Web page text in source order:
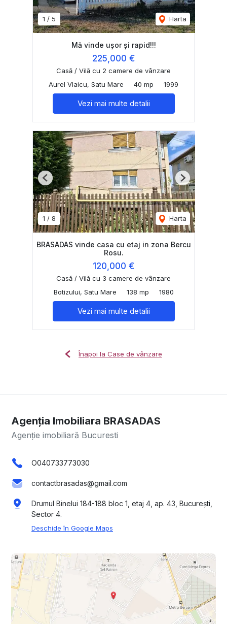
1 / 5 Harta
Mă vinde ușor și rapid!!!
225,000 €
Casă / Vilă cu 2 camere de vânzare
Aurel Vlaicu, Satu Mare
40 mp 1999
Vezi mai multe detalii
1 / 8 Harta
Previous Next
BRASADAS vinde casa cu etaj in zona Bercu
Rosu.
120,000 €
Casă / Vilă cu 3 camere de vânzare
Botizului, Satu Mare
138 mp 1980
Vezi mai multe detalii
Înapoi la Case de vânzare
Agenția Imobiliara BRASADAS
Agenție imobiliară Bucuresti
O040733773030
contactbrasadas@gmail.com
Drumul Binelui 184-188 bloc 1, etaj 4, ap. 43, București,
Sector 4.
Deschide în Google Maps